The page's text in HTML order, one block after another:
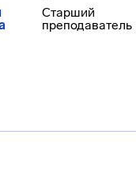
Старший
преподаватель